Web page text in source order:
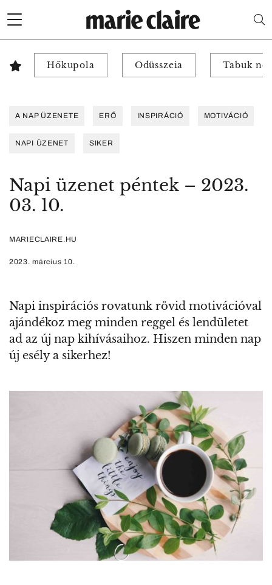
Hőkupola Odüsszeia Tabuk
A NAP ÜZENETE ERŐ INSPIRÁCIÓ MOTIVÁCIÓ
NAPI ÜZENET SIKER
Napi üzenet péntek – 2023.
03. 10.
MARIECLAIRE.HU
2023. március 10.
Napi inspirációs rovatunk rövid motivációval
ajándékoz meg minden reggel és lendületet
ad az új nap kihívásaihoz. Hiszen minden nap
új esély a sikerhez!